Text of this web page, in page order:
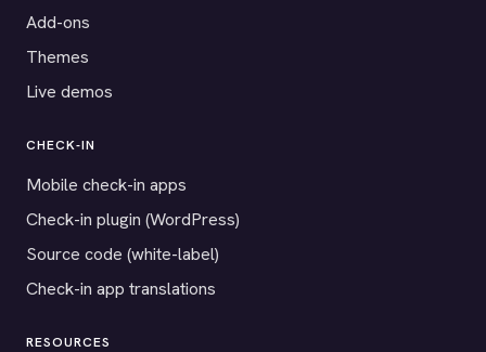
Add-ons
Themes
Live demos
CHECK-IN
Mobile check-in apps
Check-in plugin (WordPress)
Source code (white-label)
Check-in app translations
RESOURCES